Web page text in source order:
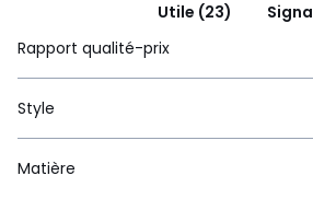
Utile (23)
Rapport qualité-prix
Style
Matière